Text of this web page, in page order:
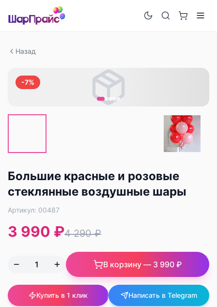
Назад
-7%
Большие красные и розовые
стеклянные воздушные шары
Артикул: 00487
3 990 ₽4 290 ₽
В корзину — 3 990 ₽
Купить в 1 клик Написать в Telegram